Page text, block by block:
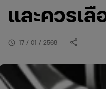
และควรเ
schedule 17 / 01 / 2568 share